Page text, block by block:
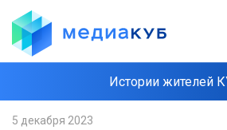
Истории жителей
5 декабря 2023